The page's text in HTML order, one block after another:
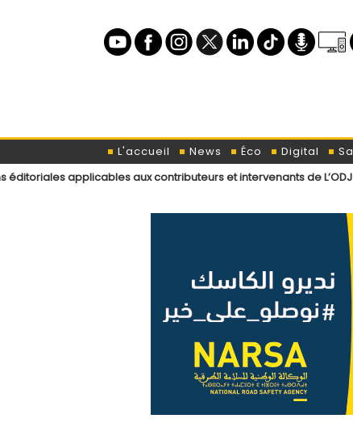
L'accueil News Éco Digital
aux contributeurs et intervenants de L’ODJ Média